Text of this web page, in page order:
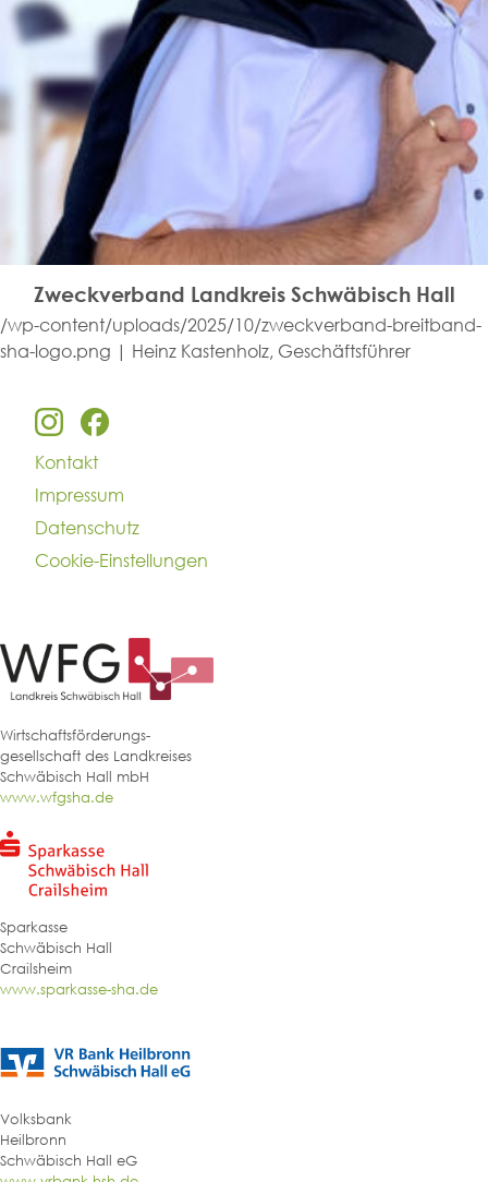
Zweckverband Landkreis Schwäbisch Hall
/wp-content/uploads/2025/10/zweckverband-breitband-
sha-logo.png | Heinz Kastenholz, Geschäftsführer
Kontakt
Impressum
Datenschutz
Cookie-Einstellungen
Wirtschaftsförderungs-
gesellschaft des Landkreises
Schwäbisch Hall mbH
www.wfgsha.de
Sparkasse
Schwäbisch Hall
Crailsheim
www.sparkasse-sha.de
Volksbank
Heilbronn
Schwäbisch Hall eG